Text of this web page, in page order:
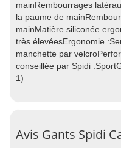
mainRembourrages
la paume de
mainMatière siliconée
très élevéesErgonomie
manchette par
conseillée par Spidi
1)
Avis Gants Spidi